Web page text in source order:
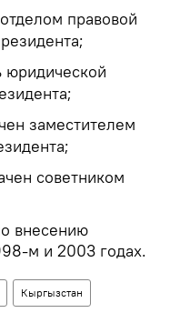
правовой
юридической
заместителем
советником
внесению
м и 2003 годах.
Кыргызстан